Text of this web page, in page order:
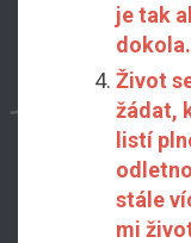
je tak
Život
žádat,
listí
stále
mi